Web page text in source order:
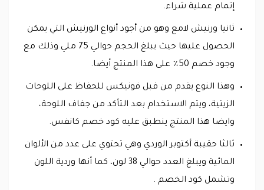
إتمام عملية شراء.
ثانيا ورنيش لامع وهو من أجود أنواع الورنيش التي يمكن
الحصول عليها حيث يبلغ الحجم حوالي 75 ملي وذلك مع
وجود خصم 50٪ على هذا المنتج أيضا.
وهذا النوع يقدم من قبل فونيكس للحفاظ على اللوحات
الزيتية، ويتم الاستخدام بعد التأكد من جفاف اللوحة،
وايضا هذا المنتج ينطبق عليه كود خصم كانفس.
ثالثا حقيبة أكتوبر الوردي وهي تحتوي على عدد من الألوان
المائية ويبلغ العدد حوالي 38 لون، كما أنها وردية اللون
وتشمل كود الخصم .